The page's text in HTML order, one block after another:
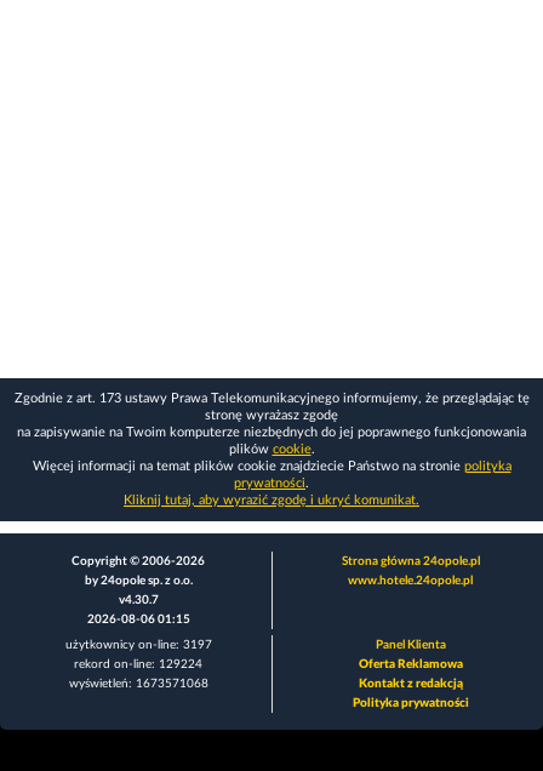
Zgodnie z art. 173 ustawy Prawa Telekomunikacyjnego informujemy, że przeglądając tę
stronę wyrażasz zgodę
na zapisywanie na Twoim komputerze niezbędnych do jej poprawnego funkcjonowania
plików cookie.
Więcej informacji na temat plików cookie znajdziecie Państwo na stronie polityka
prywatności.
Kliknij tutaj, aby wyrazić zgodę i ukryć komunikat.
Copyright © 2006-2026
by 24opole sp. z o.o.
v4.30.7
2026-08-06 01:15
Strona główna 24opole.pl
www.hotele.24opole.pl
użytkownicy on-line: 3197
rekord on-line: 129224
wyświetleń: 1673571068
Panel Klienta
Oferta Reklamowa
Kontakt z redakcją
Polityka prywatności